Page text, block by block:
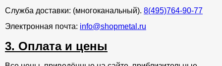
Служба доставки: (многоканальный). 8(495)764-90-77
Электронная почта: info@shopmetal.ru
3. Оплата и цены